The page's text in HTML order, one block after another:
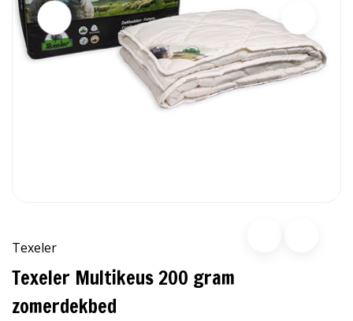
Texeler
Texeler Multikeus 200 gram
zomerdekbed